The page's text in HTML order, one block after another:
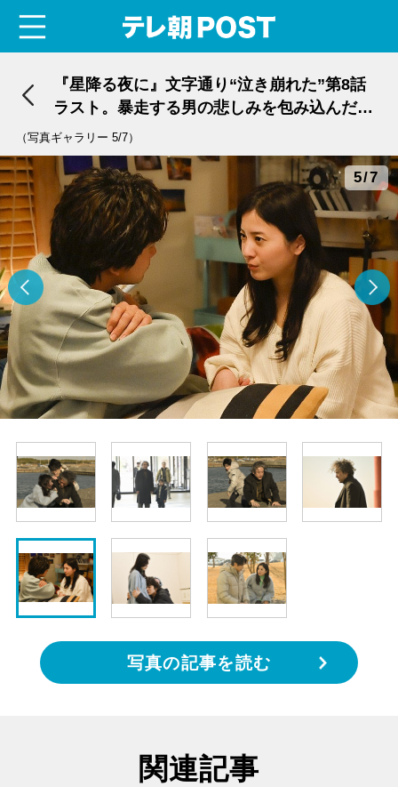
『星降る夜に』文字通り“泣き崩れた”第8話
ラスト。暴走する男の悲しみを包み込んだの
は“人の体温”だった
（写真ギャラリー 5/7）
5/7
写真の記事を読む
関連記事